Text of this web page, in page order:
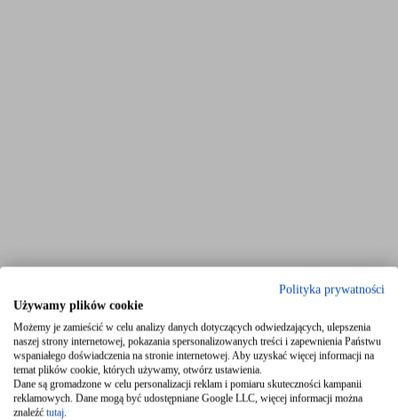
Polityka prywatności
Używamy plików cookie
Możemy je zamieścić w celu analizy danych dotyczących odwiedzających, ulepszenia
naszej strony internetowej, pokazania spersonalizowanych treści i zapewnienia Państwu
wspaniałego doświadczenia na stronie internetowej. Aby uzyskać więcej informacji na
temat plików cookie, których używamy, otwórz ustawienia.
Dane są gromadzone w celu personalizacji reklam i pomiaru skuteczności kampanii
reklamowych. Dane mogą być udostępniane Google LLC, więcej informacji można
znaleźć tutaj.